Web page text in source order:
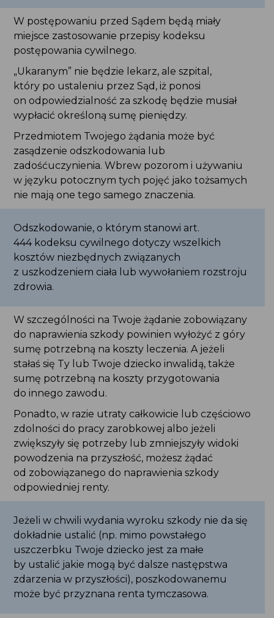
wypłacić określoną sumę pieniędzy.
Przedmiotem Twojego żądania może być
zasądzenie odszkodowania lub zadośćuczynienia.
Wbrew pozorom i używaniu w języku potocznym
tych pojęć jako tożsamych nie mają one tego
samego znaczenia.
Odszkodowanie, o którym stanowi art.
444 kodeksu cywilnego dotyczy wszelkich
kosztów niezbędnych związanych
z uszkodzeniem ciała lub wywołaniem rozstroju
zdrowia.
W szczególności na Twoje żądanie zobowiązany
do naprawienia szkody powinien wyłożyć z góry
sumę potrzebną na koszty leczenia. A jeżeli stałaś
się Ty lub Twoje dziecko inwalidą, także sumę
potrzebną na koszty przygotowania do innego
Ponadto, w razie utraty całkowicie lub częściowo
zdolności do pracy zarobkowej albo jeżeli
zwiększyły się potrzeby lub zmniejszyły widoki
powodzenia na przyszłość, możesz żądać
od zobowiązanego do naprawienia szkody
odpowiedniej renty.
Jeżeli w chwili wydania wyroku szkody nie da się
dokładnie ustalić (np. mimo powstałego
uszczerbku Twoje dziecko jest za małe by ustalić
jakie mogą być dalsze następstwa zdarzenia
w przyszłości), poszkodowanemu może być
przyznana renta tymczasowa.
Ponadto, w razie śmierci poszkodowanego,
uszkodzenia ciała lub wywołania rozstroju
zdrowia, zobowiązany do naprawienia szkody
powinien zwrócić koszty leczenia i pogrzebu
temu, kto je poniósł.